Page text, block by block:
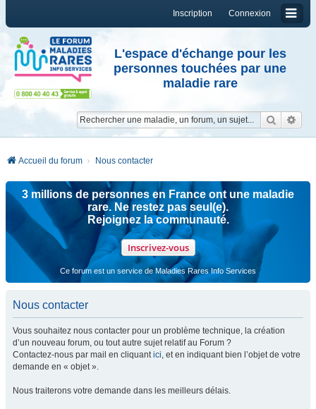
Connexion
Inscription
L'espace d'échange pour les
personnes touchées par une
maladie rare
Accueil du forum Nous contacter
3 millions de personnes en France ont une maladie
rare. Ne restez pas seul(e).
Rejoignez la communauté.
Inscrivez-vous
Ce forum est un service de Maladies Rares Info Services
Nous contacter
Vous souhaitez nous contacter pour un problème technique, la création
d’un nouveau forum, ou tout autre sujet relatif au Forum ?
Contactez-nous par mail en cliquantici, et en indiquant bien l’objet de votre
demande en « objet ».
Nous traiterons votre demande dans les meilleurs délais.